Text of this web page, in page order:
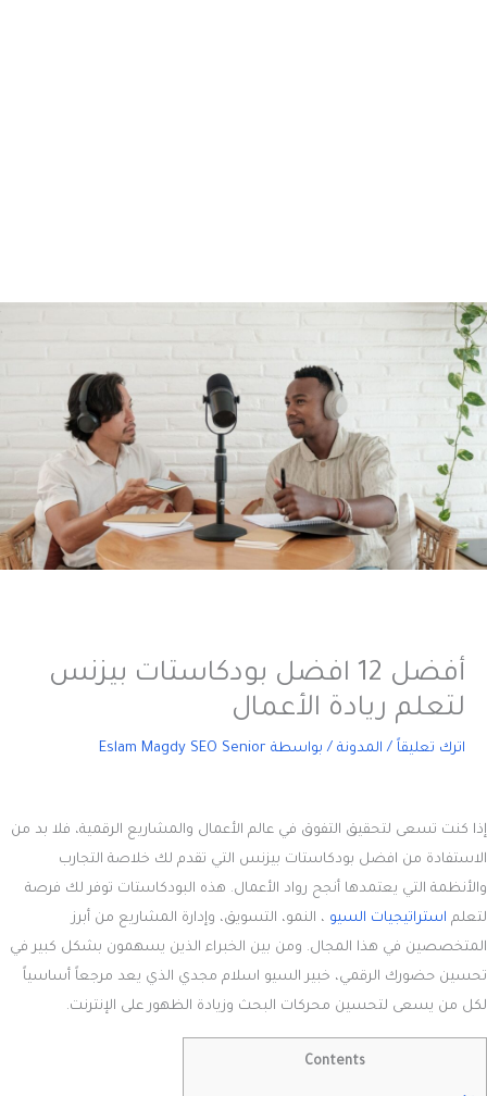
أفضل 12 افضل بودكاستات بيزنس
لتعلم ريادة الأعمال
اترك تعليقاً / المدونة / بواسطة Eslam Magdy SEO Senior
إذا كنت تسعى لتحقيق التفوق في عالم الأعمال والمشاريع الرقمية، فلا بد من
الاستفادة من افضل بودكاستات بيزنس التي تقدم لك خلاصة التجارب
والأنظمة التي يعتمدها أنجح رواد الأعمال. هذه البودكاستات توفر لك فرصة
لتعلم استراتيجيات السيو ، النمو، التسويق، وإدارة المشاريع من أبرز
المتخصصين في هذا المجال. ومن بين الخبراء الذين يسهمون بشكل كبير في
تحسين حضورك الرقمي، خبير السيو اسلام مجدي الذي يعد مرجعاً أساسياً
لكل من يسعى لتحسين محركات البحث وزيادة الظهور على الإنترنت.
Contents